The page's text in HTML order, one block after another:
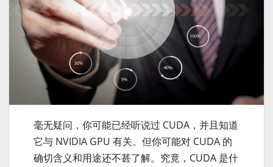
毫无疑问，你可能已经听说过 CUDA，并且知道
它与 NVIDIA GPU 有关。但你可能对 CUDA 的
确切含义和用途还不甚了解。究竟，CUDA 是什